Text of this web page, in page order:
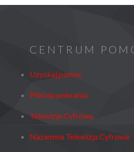
CENTRUM
Uzyskaj pomoc
Pliki do pobrania
Telewizja Cyfrowa
Naziemna Telewizja Cyfrowa